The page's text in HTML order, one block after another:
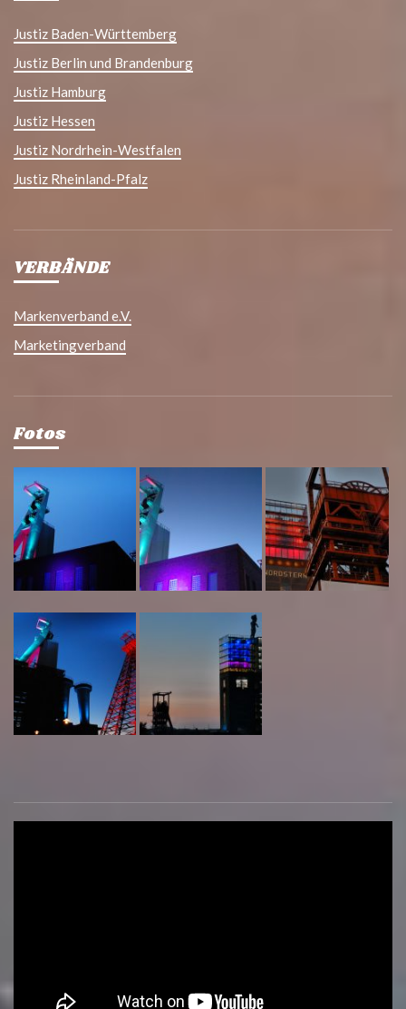
Justiz Baden-Württemberg
Justiz Berlin und Brandenburg
Justiz Hamburg
Justiz Hessen
Justiz Nordrhein-Westfalen
Justiz Rheinland-Pfalz
VERBÄNDE
Markenverband e.V.
Marketingverband
Fotos